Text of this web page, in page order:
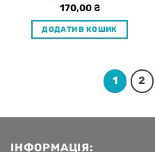
170,00₴
ДОДАТИ В КОШИК
1 2
ІНФОРМАЦІЯ: